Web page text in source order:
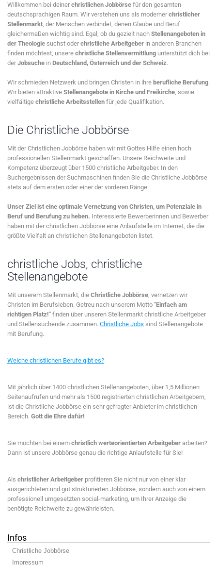
Willkommen bei deinerchristlichen Jobbörse für den gesamten
deutschsprachigen Raum. Wir verstehen uns als modernerchristlicher
Stellenmarkt , der Menschen verbindet, denen Glaube und Beruf
gleichermaßen wichtig sind. Egal, ob du gezielt nach Stellenangeboten in
der Theologie suchst oderchristliche Arbeitgeber in anderen Branchen
finden möchtest, unsere christliche Stellenvermittlung unterstützt dich bei
derJobsuche in Deutschland, Österreich und der Schweiz.
Wir schmieden Netzwerk und bringen Christen in ihre berufliche Berufung.
Wir bieten attraktive Stellenangebote in Kirche und Freikirche , sowie
vielfältige christliche Arbeitsstellen für jede Qualifikation.
Die Christliche Jobbörse
Mit der Christlichen Jobbörse haben wir mit Gottes Hilfe einen hoch
professionellen Stellenmarkt geschaffen. Unsere Reichweite und
Kompetenz überzeugt über 1500 christliche Arbeitgeber. In den
Suchergebnissen der Suchmaschinen finden Sie die Christliche Jobbörse
stets auf dem ersten oder einer der vorderen Ränge.
Unser Ziel ist eine optimale Vernetzung von Christen, um Potenziale in
Beruf und Berufung zu heben. Interessierte Bewerberinnen und Bewerber
haben mit der christlichen Jobbörse eine Anlaufstelle im Internet, die die
größte Vielfalt an christlichen Stellenangeboten listet.
christliche Jobs, christliche
Stellenangebote
Mit unserem Stellenmarkt, die Christliche Jobbörse , vernetzen wir
Christen im Berufsleben. Getreu nach unserem Motto "Einfach am
richtigen Platz!" finden über unseren Stellenmarkt christliche Arbeitgeber
und Stellensuchende zusammen. Christliche Jobs sind Stellenangebote
mit Berufung.
Welche christlichen Berufe gibt es?
Mit jährlich über 1400 christlichen Stellenangeboten, über 1,5 Millionen
Seitenaufrufen und mehr als 1500 registrierten christlichen Arbeitgebern,
ist die Christliche Jobbörse ein sehr gefragter Anbieter im christlichen
Bereich. Gott die Ehre dafür!
Sie möchten bei einem christlich werteorientierten Arbeitgeber arbeiten?
Dann ist unsere Jobbörse genau die richtige Anlaufstelle für Sie!
Als christlicher Arbeitgeber profitieren Sie nicht nur von einer klar
ausgerichteten und gut strukturierten Jobbörse, sondern auch von einem
professionell umgesetzten social-marketing, um Ihrer Anzeige die
benötigte Reichweite zu gewährleisten.
Infos
Christliche Jobbörse
Impressum